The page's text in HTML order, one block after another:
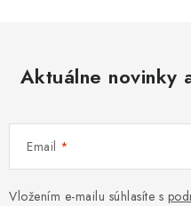
Aktuálne novinky
Email
Vložením e-mailu súhlasíte s